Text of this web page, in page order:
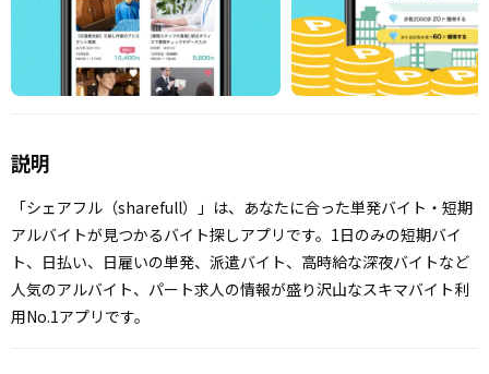
説明
「シェアフル（sharefull）」は、あなたに合った単発バイト・短期
アルバイトが見つかるバイト探しアプリです。1日のみの短期バイ
ト、日払い、日雇いの単発、派遣バイト、高時給な深夜バイトなど
人気のアルバイト、パート求人の情報が盛り沢山なスキマバイト利
用No.1アプリです。